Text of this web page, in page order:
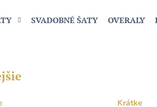
SVADOBNÉ ŠATY OVERALY
Krátke
nájsť?